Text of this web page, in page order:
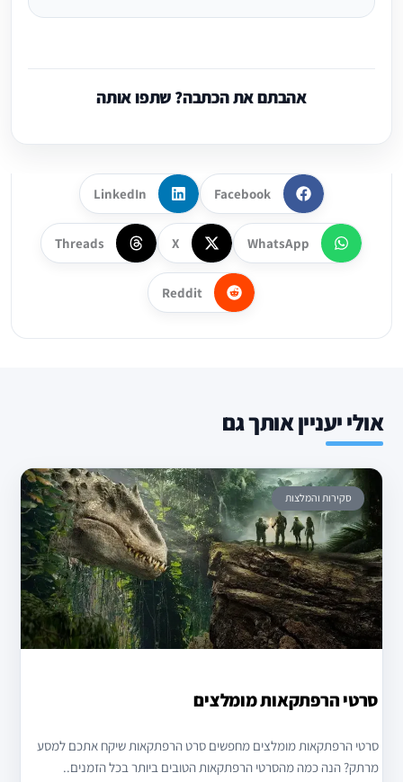
אהבתם את הכתבה? שתפו אותה
Facebook
LinkedIn
WhatsApp
X
Threads
Reddit
אולי יעניין אותך גם
סקירות והמלצות
סרטי הרפתקאות מומלצים
סרטי הרפתקאות מומלצים מחפשים סרט הרפתקאות שיקח אתכם למסע
מרתק? הנה כמה מהסרטי הרפתקאות הטובים ביותר בכל הזמנים..